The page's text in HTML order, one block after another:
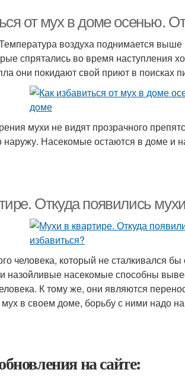
от мух в доме осенью.
воздуха поднимается
спрятались во время наступления
они покидают свой приют в поисках
мухи не видят прозрачного
наружу. Насекомые остаются в доме и
Откуда появились
человека, который не сталкивался
назойливые насекомые способны
К тому же, они являются
в своем доме, борьбу с ними надо
на сайте: